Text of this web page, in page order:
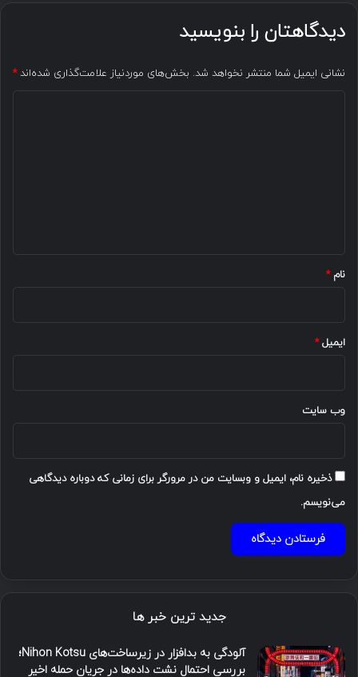
دیدگاهتان را بنویسید
نشانی ایمیل شما منتشر نخواهد شد. بخش‌های موردنیاز علامت‌گذاری شده‌اند*
نام*
ایمیل*
وب‌ سایت
ذخیره نام، ایمیل و وبسایت من در مرورگر برای زمانی که دوباره دیدگاهی
می‌نویسم.
جدید ترین خبر ها
آلودگی به بدافزار در زیرساخت‌های Nihon Kotsu؛
بررسی احتمال نشت داده‌ها در جریان حمله اخیر